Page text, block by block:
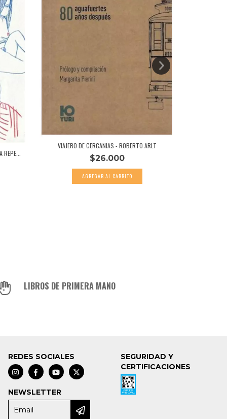
VIAJERO DE CERCANIAS - ROBERTO ARLT
$26.000
LIBROS DE PRIMERA MANO
REDES SOCIALES
NEWSLETTER
SEGURIDAD Y
CERTIFICACIONES